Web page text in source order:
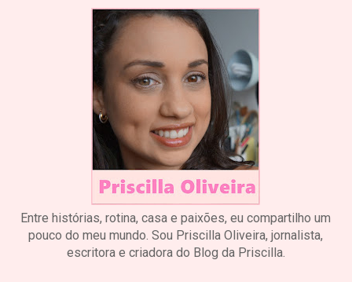
Entre histórias, rotina, casa e paixões, eu compartilho um
pouco do meu mundo. Sou Priscilla Oliveira, jornalista,
escritora e criadora do Blog da Priscilla.